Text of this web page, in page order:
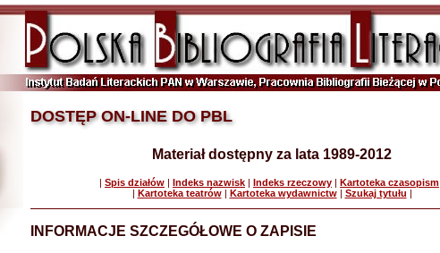
DOSTĘP ON-LINE DO PBL
Materiał dostępny za lata 1989-2012
| Spis działów | Indeks nazwisk | Indeks rzeczowy | Kartoteka czasopism
| Kartoteka teatrów| Kartoteka wydawnictw| Szukaj tytułu |
INFORMACJE SZCZEGÓŁOWE O ZAPISIE